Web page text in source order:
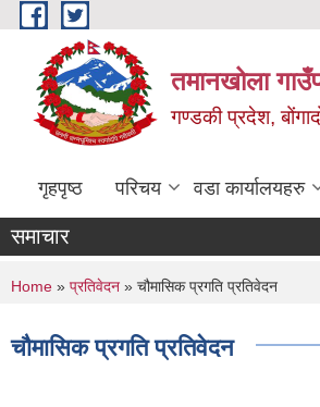
Skip to main content
तमानखोला
गण्डकी प्रदेश,
गृहपृष्ठ परिचय वडा कार्यालयहरु
समाचार
You are here
Home » प्रतिवेदन » चौमासिक प्रगति प्रतिवेदन
चौमासिक प्रगति प्रतिवेदन